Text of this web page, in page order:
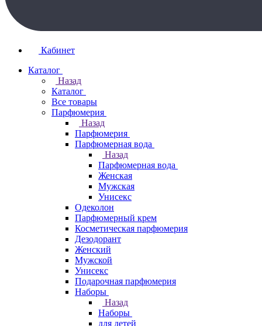
Кабинет
Каталог
Назад
Каталог
Все товары
Парфюмерия
Назад
Парфюмерия
Парфюмерная вода
Назад
Парфюмерная вода
Женская
Мужская
Унисекс
Одеколон
Парфюмерный крем
Косметическая парфюмерия
Дезодорант
Женский
Мужской
Унисекс
Подарочная парфюмерия
Наборы
Назад
Наборы
для детей